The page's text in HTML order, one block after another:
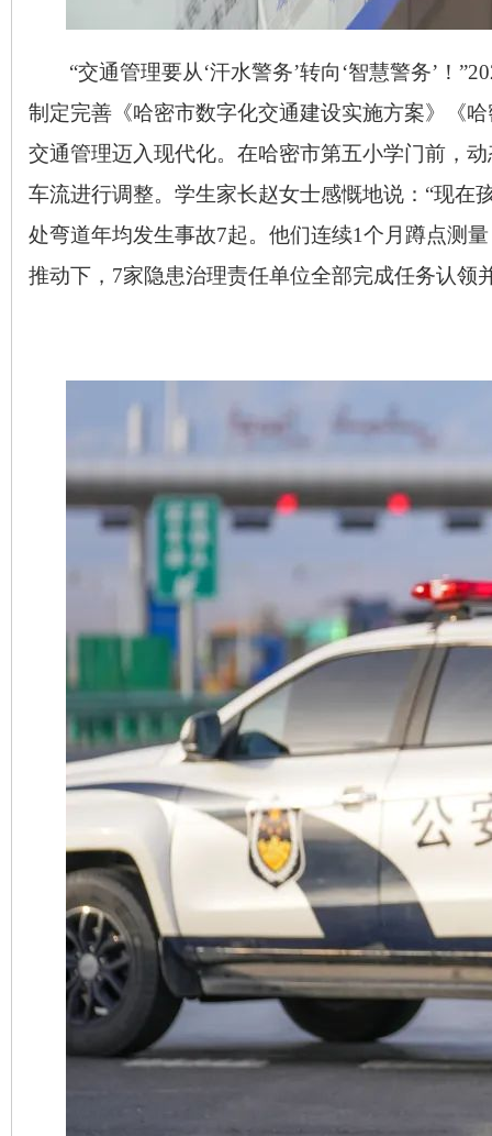
“交通管理要从‘汗水警务’转向‘智慧警务’！”
制定完善《哈密市数字化交通建设实施方案》《
交通管理迈入现代化。在哈密市第五小学门前，
车流进行调整。学生家长赵女士感慨地说：“现在
处弯道年均发生事故7起。他们连续1个月蹲点测
推动下， 7家隐患治理责任单位全部完成任务认领